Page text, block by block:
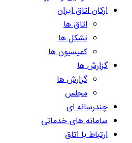
ارکان اتاق ایران
اتاق ها
تشکل ها
کمیسیون ها
گزارش ها
گزارش ها
مجلس
چندرسانه ای
سامانه های خدماتی
ارتباط با اتاق